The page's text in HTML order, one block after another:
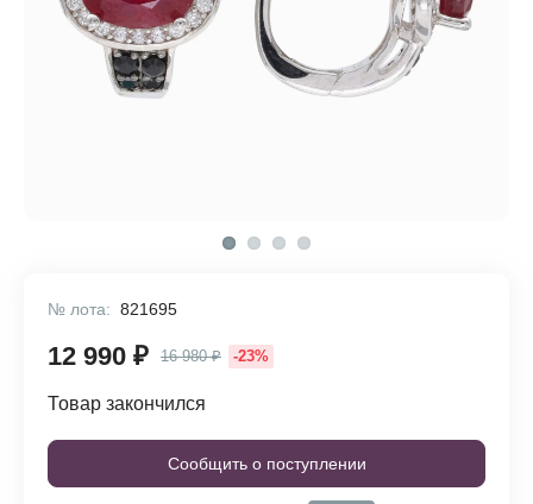
№ лота: 821695
12 990 ₽ 16 980 ₽ -23%
Товар закончился
Сообщить о поступлении